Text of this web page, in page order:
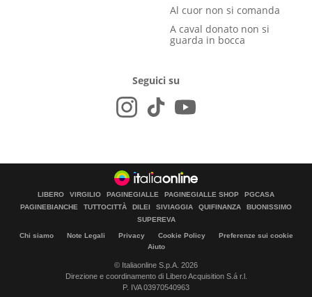
Al cuor non si comanda
A caval donato non si
guarda in bocca
Seguici su
LIBERO VIRGILIO PAGINEGIALLE PAGINEGIALLE SHOP
PGCASA
PAGINEBIANCHE
TUTTOCITTÀ DILEI SIVIAGGIA QUIFINANZA
BUONISSIMO
SUPEREVA
Chi siamo Note Legali Privacy Cookie Policy
Preferenze sui cookie
Aiuto
© Italiaonline S.p.A. 2026
Direzione e coordinamento di Libero Acquisition S.á r.l.
P. IVA 03970540963